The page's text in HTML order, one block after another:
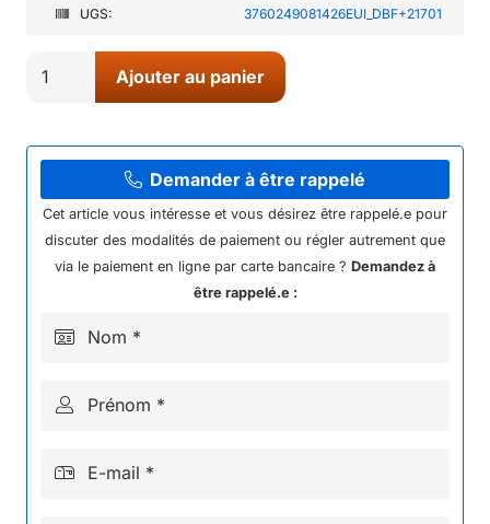
UGS: 3760249081426EUI_DBF+21701
RESSORT
COMMANDE
EMBRAYAGE
KAYO
TT190
Ajouter au panier
Demander à être rappelé
Cet article vous intéresse et vous désirez être rappelé.e pour
discuter des modalités de paiement ou régler autrement que
via le paiement en ligne par carte bancaire ? Demandez à
être rappelé.e :
Nom *
Prénom *
E-mail *